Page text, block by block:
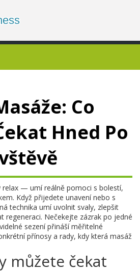
Co
Hned Po
relax — umí reálně pomoci s bolestí,
Když přijedete unavení nebo s
technika umí uvolnit svaly, zlepšit
regeneraci. Nečekejte zázrak po jedné
sezení přináší měřitelné
přínosy a rady, kdy která masáž
můžete čekat